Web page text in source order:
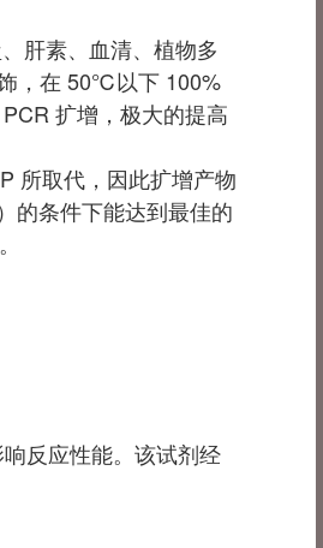
肝素、血清、植物多
，在 50℃以下 100%
扩增，极大的提高
所取代，因此扩增产物
的条件下能达到最佳的
反应性能。该试剂经